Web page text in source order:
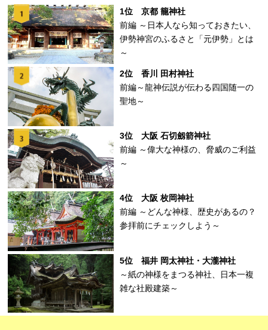
1位 京都 籠神社
前編 ～日本人なら知っておきたい、
伊勢神宮のふるさと「元伊勢」とは
～
2位 香川 田村神社
前編～龍神伝説が伝わる四国随一の
聖地～
3位 大阪 石切劔箭神社
前編 ～偉大な神様の、脅威のご利益
～
4位 大阪 枚岡神社
前編 ～どんな神様、歴史があるの？
参拝前にチェックしよう～
5位 福井 岡太神社・大瀧神社
～紙の神様をまつる神社、日本一複
雑な社殿建築～